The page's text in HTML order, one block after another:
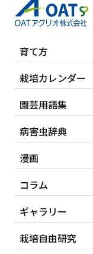
育て方
栽培カレンダー
園芸用語集
病害虫辞典
漫画
コラム
ギャラリー
栽培自由研究